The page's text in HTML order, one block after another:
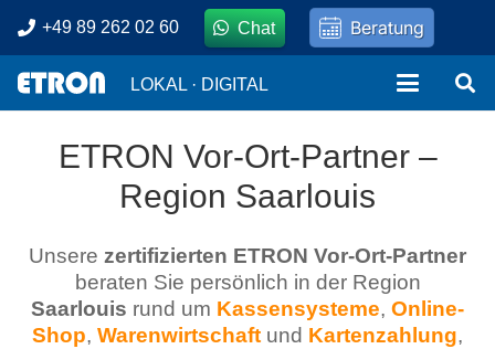
+49 89 262 02 60 Chat Beratung
LOKAL · DIGITAL
ETRON Vor-Ort-Partner –
Region Saarlouis
Unsere zertifizierten ETRON Vor-Ort-Partner
beraten Sie persönlich in der Region
Saarlouis rund um Kassensysteme, Online-
Shop, Warenwirtschaft und Kartenzahlung,